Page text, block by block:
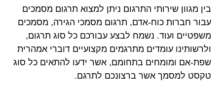
בין מגוון שירותי התרגום ניתן למצוא תרגום מסמכים
עבור חברות כוח-אדם, תרגום מסמכי הגירה, מסמכים
משפטיים ועוד. נשמח לבצע עבורכם כל סוג תרגום,
ולרשותינו עומדים מתרגמים מקצועיים דוברי אמהרית
שפת-אם ומומחים בתחומם, אשר ידעו להתאים כל סוג
טקסט למסמך אשר ברצונכם לתרגם.